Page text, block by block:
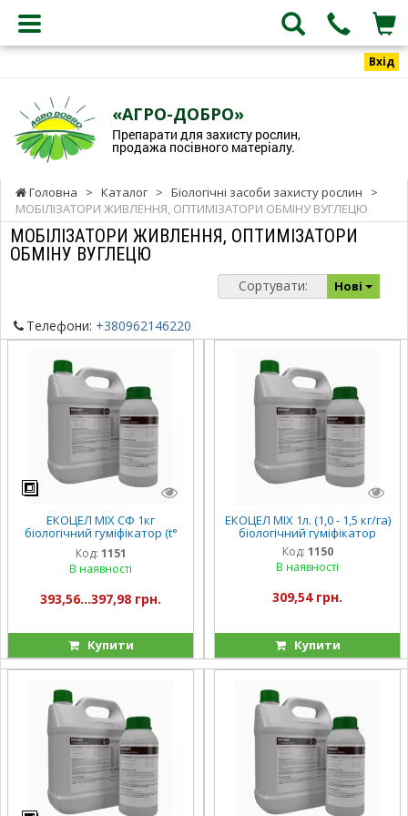
Вхід
«АГРО-ДОБРО»
Препарати для захисту рослин,
продажа посівного матеріалу.
Головна > Каталог > Біологічні засоби захисту рослин
>
МОБІЛІЗАТОРИ ЖИВЛЕННЯ, ОПТИМІЗАТОРИ ОБМІНУ ВУГЛЕЦЮ
МОБІЛІЗАТОРИ ЖИВЛЕННЯ, ОПТИМІЗАТОРИ
ОБМІНУ ВУГЛЕЦЮ
Сортувати: Нові
Телефони: +380962146220
ЕКОЦЕЛ MIX СФ 1кг
біологічний гуміфікатор (t°
від мінус 5 °С до 25 °С.)
Код: 1151
В наявності
393,56...397,98 грн.
Купити
ЕКОЦЕЛ MIX 1л. (1,0 - 1,5 кг/га)
біологічний гуміфікатор
Код: 1150
В наявності
309,54 грн.
Купити